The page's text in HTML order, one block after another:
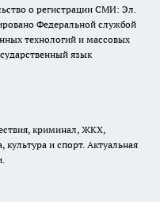
о регистрации СМИ: Эл.
Федеральной службой
технологий и массовых
язык
криминал, ЖКХ,
культура и спорт. Актуальная